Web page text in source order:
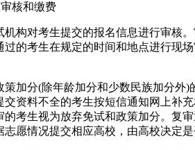
核和缴费
机构对考生提交的报名信息进行审核
的考生在规定的时间和地点进行现
策加分(除年龄加分和少数民族加分外
交资料不全的考生按短信通知网上补
的考生视为放弃免试和政策加分。复
愿情况提交相应高校，由高校决定是